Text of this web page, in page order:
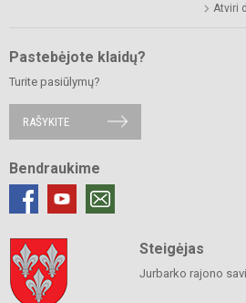
Atviri
Pastebėjote klaidų?
Turite pasiūlymų?
RAŠYKITE
Bendraukime
Steigėjas
Jurbarko rajono